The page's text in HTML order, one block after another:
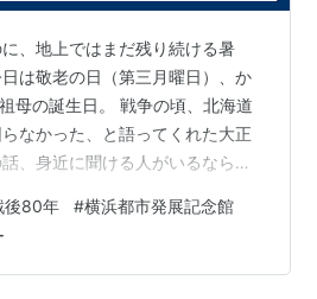
、地上ではまだ残り続ける暑
は敬老の日（第三月曜日）、か
母の誕生日。 戦争の頃、北海道
なかった、と語ってくれた大正
、身近に聞ける人がいるならぜ
では『戦後80年 戦争を伝える』
は戦意高揚のため「真実」を伝
今は記憶・記録の継承に注力。
後80年 #横浜都市発展記念館